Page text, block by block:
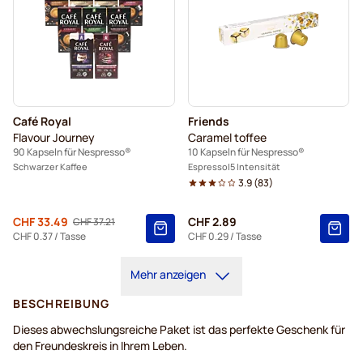
Café Royal
Flavour Journey
90 Kapseln für Nespresso®
Schwarzer Kaffee
Regulärer Preis
CHF 37.21
Von
CHF 33.49
CHF 0.37/ Tasse
Friends
Caramel toffee
10 Kapseln für Nespresso®
Espresso 5 Intensität
3.9(83)
CHF 2.89
CHF 0.29/ Tasse
Mehr anzeigen
BESCHREIBUNG
Dieses abwechslungsreiche Paket ist das perfekte Geschenk für
den Freundeskreis in Ihrem Leben.